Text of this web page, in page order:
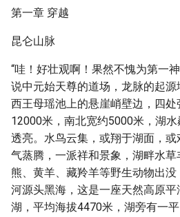
第一章 穿越
昆仑山脉
“哇！好壮观啊！果然不愧为第一
说中元始天尊的道场，龙脉的起源
西王母瑶池上的悬崖峭壁边，四
12000米，南北宽约5000米，湖
透亮。水鸟云集，或翔于湖面，
气蒸腾，一派祥和景象，湖畔水
熊、黄羊、藏羚羊等野生动物出
河源头黑海，这是一座天然高原
湖，平均海拔4470米，湖旁有一